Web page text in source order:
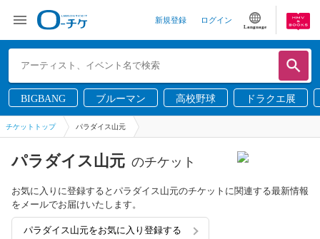
新規登録 ログイン
Language
BIGBANG ブルーマン 高校野球 ドラクエ展
チケットトップ パラダイス山元
パラダイス山元 のチケット
お気に入りに登録するとパラダイス山元のチケットに関連する最新情報
をメールでお届けいたします。
パラダイス山元をお気に入り登録する